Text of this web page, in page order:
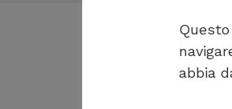
abbia